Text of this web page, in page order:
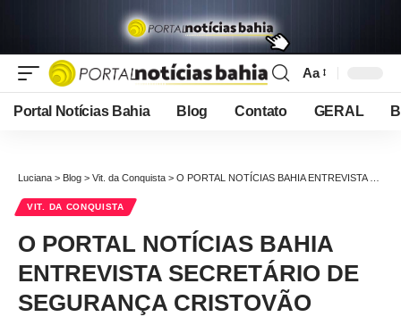
Font
Resizer
Aa
Portal Notícias Bahia Blog Contato GERAL
Luciana > Blog > Vit. da Conquista > O PORTAL NOTÍCIAS BAHIA ENTREVISTA SECRETÁRIO DE SEGURANÇA CRISTOVÃO LEMOS SOBRE AÇÕES PARA OS FESTEJOS JUNINOS.
VIT. DA CONQUISTA
O PORTAL NOTÍCIAS BAHIA
ENTREVISTA SECRETÁRIO DE
SEGURANÇA CRISTOVÃO